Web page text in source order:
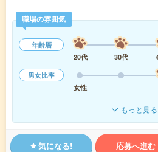
職場の雰囲気
年齢層
20代
30代
男女比率
女性
もっと見る
気になる! 応募へ進む